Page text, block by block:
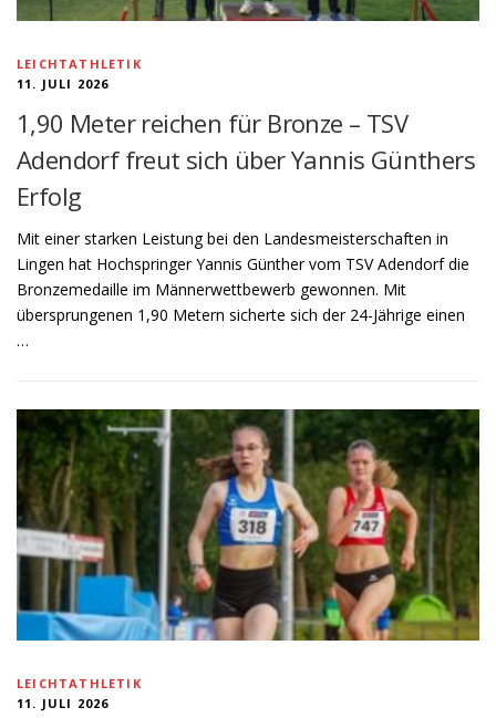
LEICHTATHLETIK
11. JULI 2026
1,90 Meter reichen für Bronze – TSV
Adendorf freut sich über Yannis Günthers
Erfolg
Mit einer starken Leistung bei den Landesmeisterschaften in
Lingen hat Hochspringer Yannis Günther vom TSV Adendorf die
Bronzemedaille im Männerwettbewerb gewonnen. Mit
übersprungenen 1,90 Metern sicherte sich der 24-Jährige einen
…
LEICHTATHLETIK
11. JULI 2026